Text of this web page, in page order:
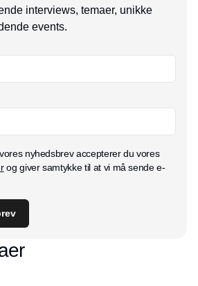
interviews, temaer, unikke
events.
nyhedsbrev accepterer du vores
og giver samtykke til at vi må sende e-